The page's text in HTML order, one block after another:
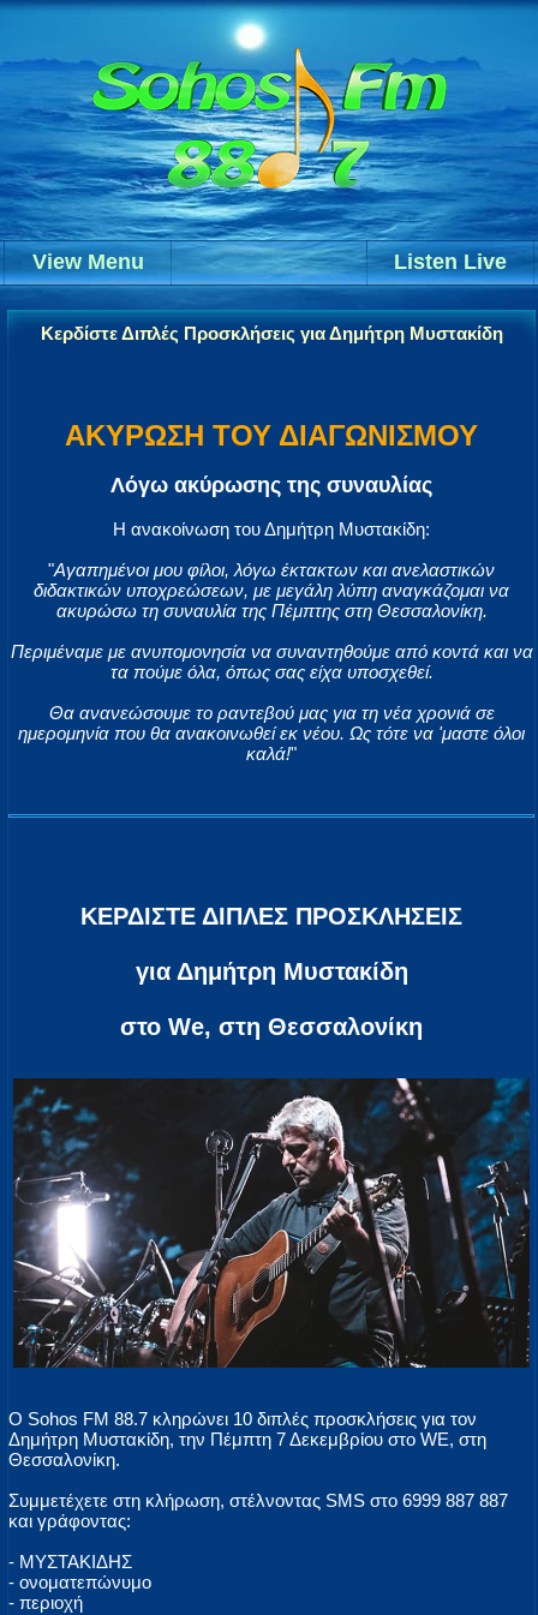
Listen Live
View Menu
Κερδίστε Διπλές Προσκλήσεις για Δημήτρη Μυστακίδη
ΑΚΥΡΩΣΗ ΤΟΥ ΔΙΑΓΩΝΙΣΜΟΥ
Λόγω ακύρωσης της συναυλίας
Η ανακοίνωση του Δημήτρη Μυστακίδη:
"Αγαπημένοι μου φίλοι, λόγω έκτακτων και ανελαστικών
διδακτικών υποχρεώσεων, με μεγάλη λύπη αναγκάζομαι να
ακυρώσω τη συναυλία της Πέμπτης στη Θεσσαλονίκη.
Περιμέναμε με ανυπομονησία να συναντηθούμε από κοντά και να
τα πούμε όλα, όπως σας είχα υποσχεθεί.
Θα ανανεώσουμε το ραντεβού μας για τη νέα χρονιά σε
ημερομηνία που θα ανακοινωθεί εκ νέου. Ως τότε να 'μαστε όλοι
καλά!"
ΚΕΡΔΙΣΤΕ ΔΙΠΛΕΣ ΠΡΟΣΚΛΗΣΕΙΣ
για Δημήτρη Μυστακίδη
στο We, στη Θεσσαλονίκη
Ο Sohos FM 88.7 κληρώνει 10 διπλές προσκλήσεις για τον
Δημήτρη Μυστακίδη, την Πέμπτη 7 Δεκεμβρίου στο WE, στη
Θεσσαλονίκη.
Συμμετέχετε στη κλήρωση, στέλνοντας SMS στο 6999 887 887
και γράφοντας:
- ΜΥΣΤΑΚΙΔΗΣ
- ονοματεπώνυμο
- περιοχή